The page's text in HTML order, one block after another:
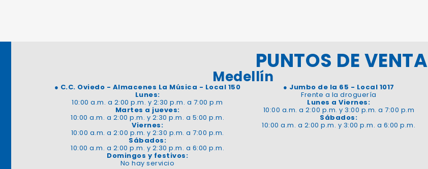
PUNTOS DE VENTA
Medellín
● C.C. Oviedo - Almacenes La Música - Local 150
Lunes:
10:00 a.m. a 2:00 p.m. y 2:30 p.m. a 7:00 p.m
Martes a jueves:
10:00 a.m. a 2:00 p.m. y 2:30 p.m. a 5:00 p.m.
Viernes:
10:00 a.m. a 2:00 p.m. y 2:30 p.m. a 7:00 p.m.
Sábados:
10:00 a.m. a 2:00 p.m. y 2:30 p.m. a 6:00 p.m.
Domingos y festivos:
No hay servicio
● Jumbo de la 65 - Local 1017
Frente a la droguería
Lunes a Viernes:
10:00 a.m. a 2:00 p.m. y 3:00 p.m. a 7:00 p.m
Sábados:
10:00 a.m. a 2:00 p.m. y 3:00 p.m. a 6:00 p.m.